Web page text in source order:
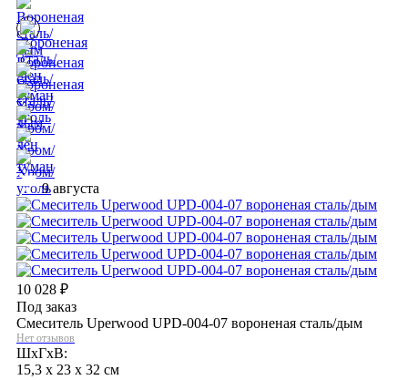
9 августа
10 028 ₽
Под заказ
Смеситель Uperwood UPD-004-07 вороненая сталь/дым
Нет отзывов
ШхГхВ:
15,3 x 23 x 32 см